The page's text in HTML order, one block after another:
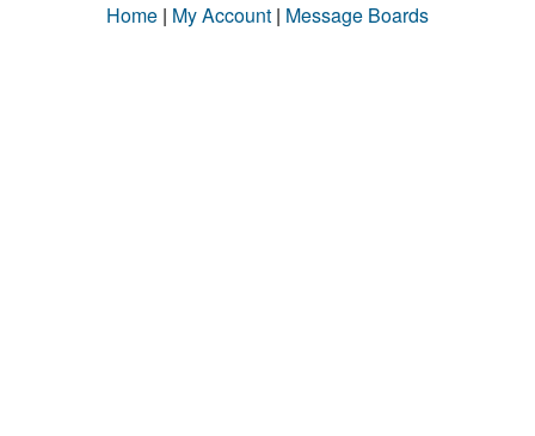
Home | My Account | Message Boards